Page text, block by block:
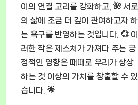
이의 연결 고리를 강화하고, 🌺 서로
의 삶에 조금 더 깊이 관여하고자 하
는 욕구를 반영하는 것입니다. 💞 이
러한 작은 제스처가 가져다 주는 긍
정적인 영향은 때때로 우리가 상상
하는 것 이상의 가치를 창출할 수 있
습니다. 🌟